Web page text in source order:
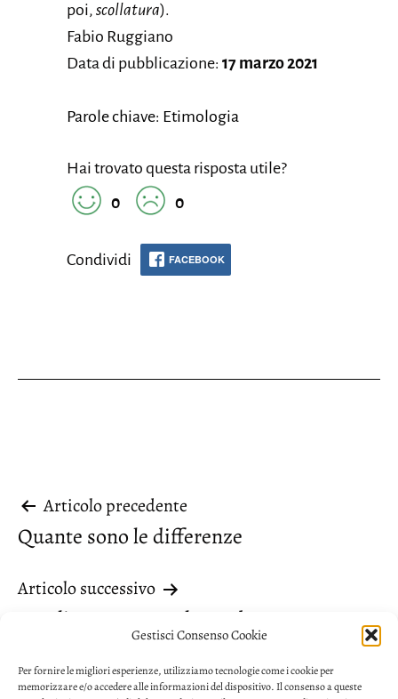
Gestisci Consenso Cookie
Per fornire le migliori esperienze, utilizziamo tecnologie come i cookie per
memorizzare e/o accedere alle informazioni del dispositivo. Il consenso a queste
poi, scollatura).
Fabio Ruggiano
Data di pubblicazione: 17 marzo 2021
Parole chiave: Etimologia
Hai trovato questa risposta utile?
0
0
Condividi FACEBOOK
Navigazione
articoli
Articolo precedente
Quante sono le differenze
Articolo successivo
“Voglio sapere” quale modo usare